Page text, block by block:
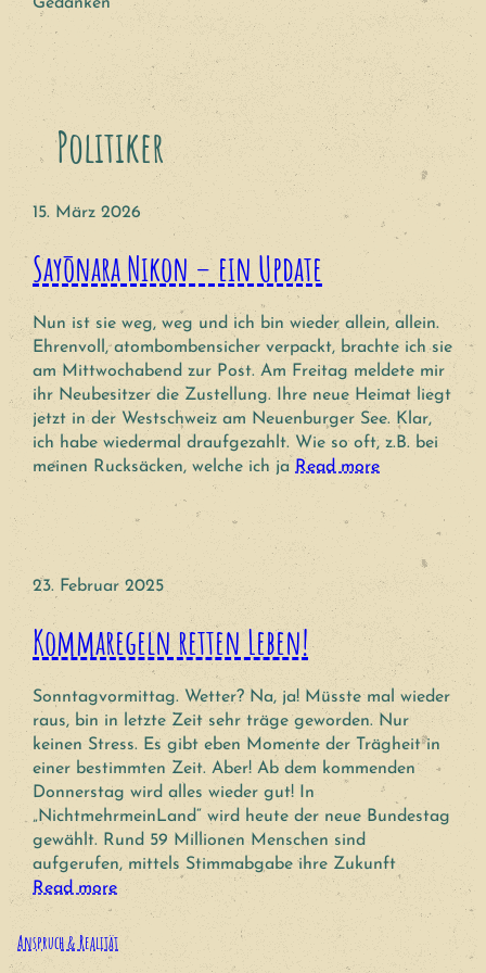
Politiker
15. März 2026
Sayōnara Nikon – ein Update
Nun ist sie weg, weg und ich bin wieder allein, allein.
Ehrenvoll, atombombensicher verpackt, brachte ich sie
am Mittwochabend zur Post. Am Freitag meldete mir
ihr Neubesitzer die Zustellung. Ihre neue Heimat liegt
jetzt in der Westschweiz am Neuenburger See. Klar,
ich habe wiedermal draufgezahlt. Wie so oft, z.B. bei
meinen Rucksäcken, welche ich ja Read more
23. Februar 2025
Kommaregeln retten Leben!
Sonntagvormittag. Wetter? Na, ja! Müsste mal wieder
raus, bin in letzte Zeit sehr träge geworden. Nur
keinen Stress. Es gibt eben Momente der Trägheit in
einer bestimmten Zeit. Aber! Ab dem kommenden
Donnerstag wird alles wieder gut! In
„NichtmehrmeinLand“ wird heute der neue Bundestag
gewählt. Rund 59 Millionen Menschen sind
aufgerufen, mittels Stimmabgabe ihre Zukunft
Read more
Anspruch & Realität